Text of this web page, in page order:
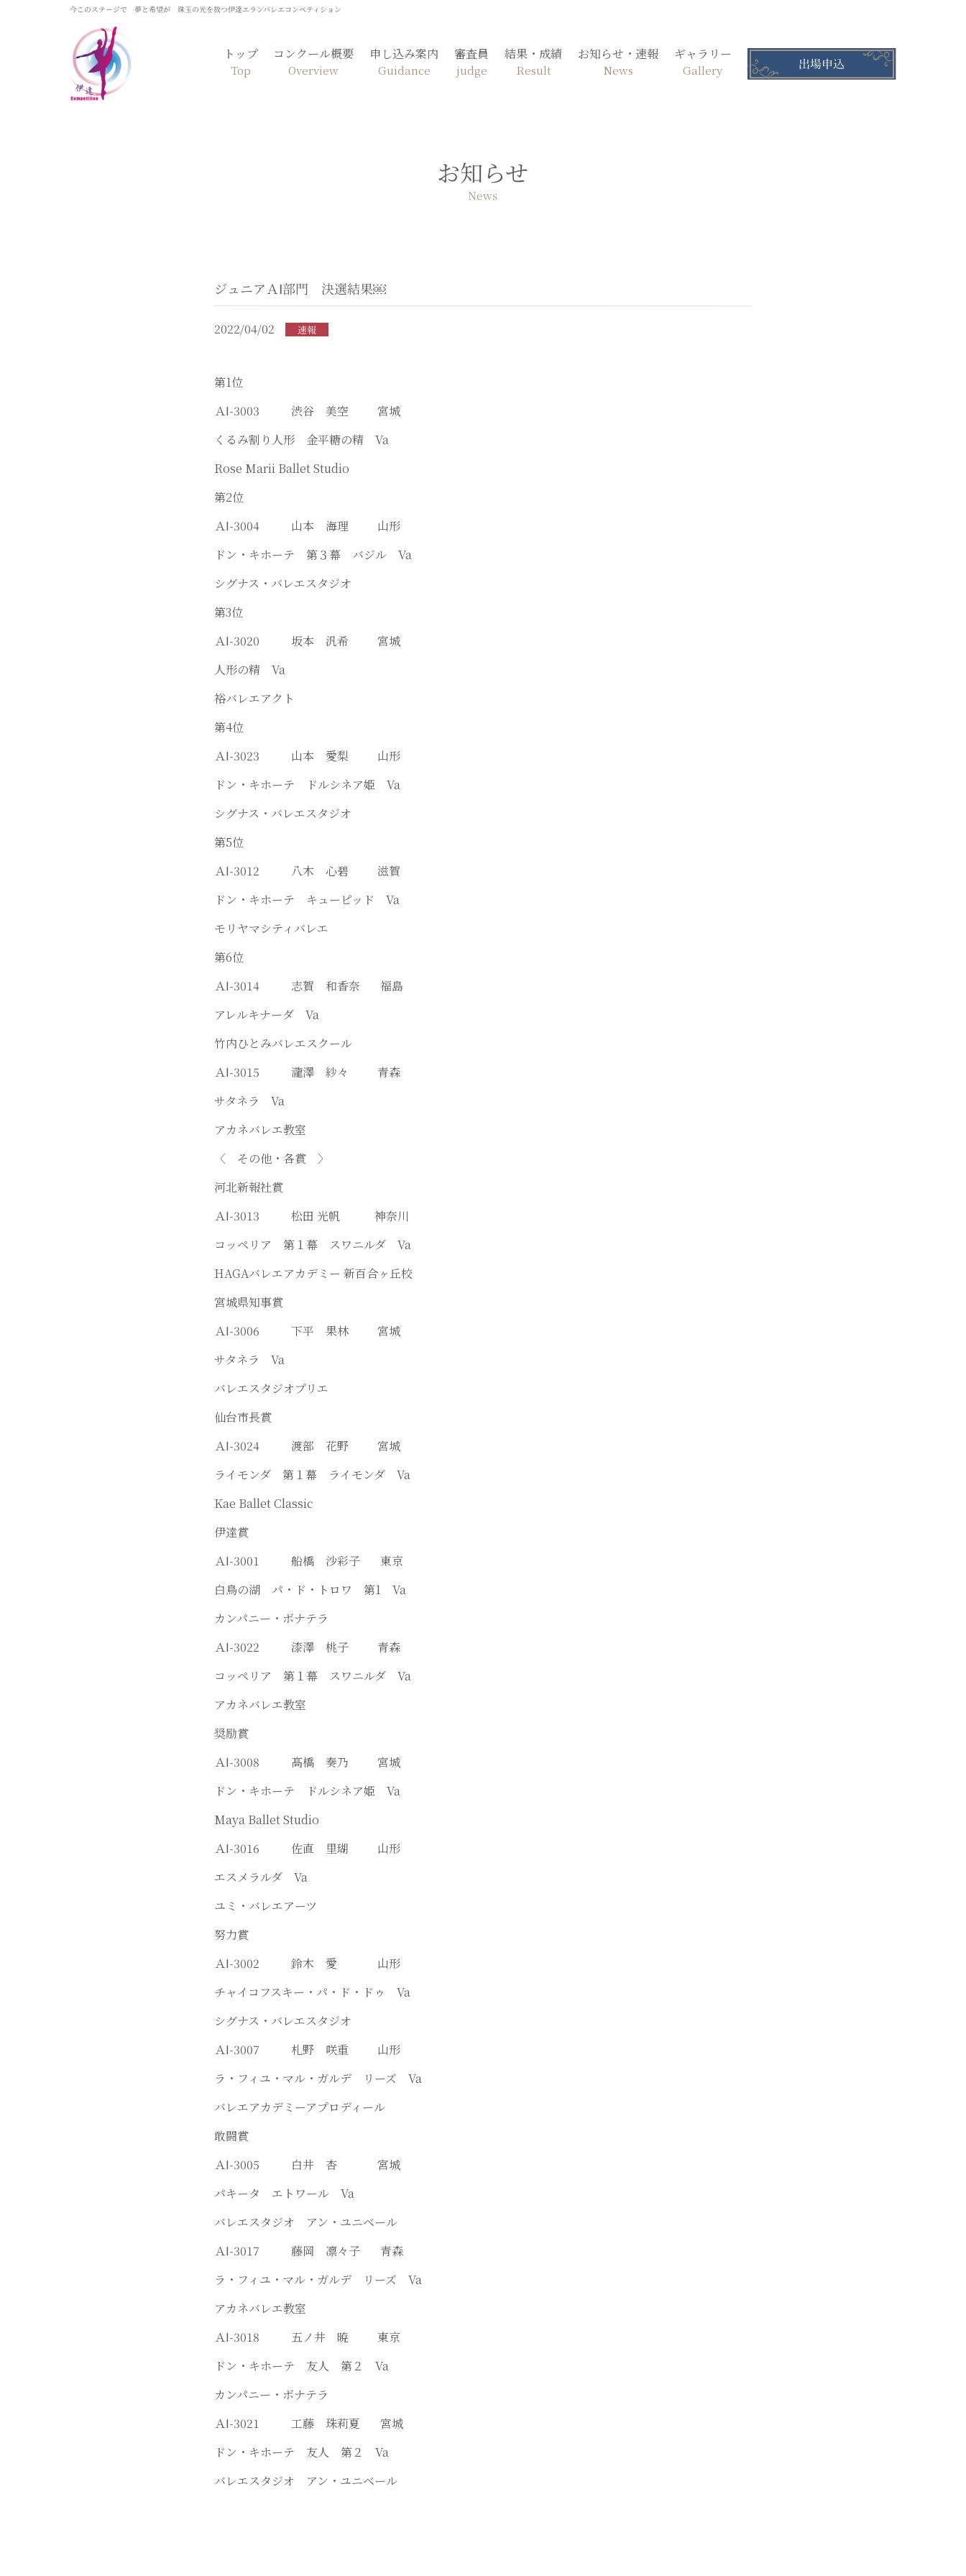
今このステージで 夢と希望が 珠玉の光を放つ伊達エランバレエコンペティション
トップ
Top
コンクール概要
Overview
申し込み案内
Guidance
審査員
judge
結果・成績
Result
お知らせ・速報
News
ギャラリー
Gallery
お知らせ
News
ジュニアＡⅠ部門 決選結果￼
2022/04/02 速報
第1位
ＡⅠ-3003 渋谷 美空 宮城
くるみ割り人形 金平糖の精 Va
Rose Marii Ballet Studio
第2位
ＡⅠ-3004 山本 海理 山形
ドン・キホーテ 第３幕 バジル Va
シグナス・バレエスタジオ
第3位
ＡⅠ-3020 坂本 汎希 宮城
人形の精 Va
裕バレエアクト
第4位
ＡⅠ-3023 山本 愛梨 山形
ドン・キホーテ ドルシネア姫 Va
シグナス・バレエスタジオ
第5位
ＡⅠ-3012 八木 心碧 滋賀
ドン・キホーテ キューピッド Va
モリヤマシティバレエ
第6位
ＡⅠ-3014 志賀 和香奈 福島
アレルキナーダ Va
竹内ひとみバレエスクール
ＡⅠ-3015 瀧澤 紗々 青森
サタネラ Va
アカネバレエ教室
〈 その他・各賞 〉
河北新報社賞
ＡⅠ-3013 松田 光帆 神奈川
コッペリア 第１幕 スワニルダ Va
HAGAバレエアカデミー 新百合ヶ丘校
宮城県知事賞
ＡⅠ-3006 下平 果林 宮城
サタネラ Va
バレエスタジオプリエ
仙台市長賞
ＡⅠ-3024 渡部 花野 宮城
ライモンダ 第１幕 ライモンダ Va
Kae Ballet Classic
伊達賞
ＡⅠ-3001 船橋 沙彩子 東京
白鳥の湖 パ・ド・トロワ 第1 Va
カンパニー・ボナテラ
ＡⅠ-3022 漆澤 桃子 青森
コッペリア 第１幕 スワニルダ Va
アカネバレエ教室
奨励賞
ＡⅠ-3008 髙橋 奏乃 宮城
ドン・キホーテ ドルシネア姫 Va
Maya Ballet Studio
ＡⅠ-3016 佐直 里瑚 山形
エスメラルダ Va
ユミ・バレエアーツ
努力賞
ＡⅠ-3002 鈴木 愛 山形
チャイコフスキー・パ・ド・ドゥ Va
シグナス・バレエスタジオ
ＡⅠ-3007 札野 咲重 山形
ラ・フィユ・マル・ガルデ リーズ Va
バレエアカデミーアプロディール
敢闘賞
ＡⅠ-3005 白井 杏 宮城
パキータ エトワール Va
バレエスタジオ アン・ユニベール
ＡⅠ-3017 藤岡 凛々子 青森
ラ・フィユ・マル・ガルデ リーズ Va
アカネバレエ教室
ＡⅠ-3018 五ノ井 暁 東京
ドン・キホーテ 友人 第２ Va
カンパニー・ボナテラ
ＡⅠ-3021 工藤 珠莉夏 宮城
ドン・キホーテ 友人 第２ Va
バレエスタジオ アン・ユニベール